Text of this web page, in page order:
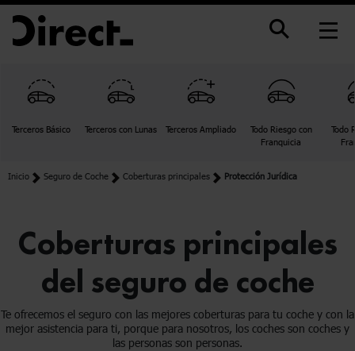
Nota:
este
sitio
incluye
sistema
Terceros Básico Terceros con Lunas Terceros Ampliado
Todo Riesgo con
Franquicia
Todo
Inicio Seguro de Coche Coberturas principales Protección Jurídica
Coberturas principales
del seguro de coche
Te ofrecemos el seguro con las mejores coberturas para tu coche y con la
mejor asistencia para ti, porque para nosotros, los coches son coches y
las personas son personas.